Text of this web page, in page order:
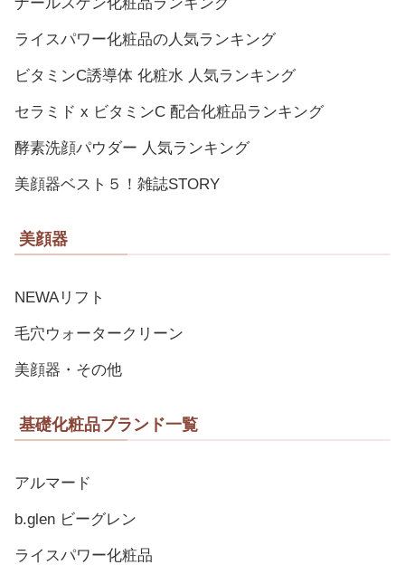
ライスパワー化粧品の人気ランキング
ビタミンC誘導体 化粧水 人気ランキング
セラミド x ビタミンC 配合化粧品ランキング
酵素洗顔パウダー 人気ランキング
美顔器ベスト５！雑誌STORY
美顔器
NEWAリフト
毛穴ウォータークリーン
美顔器・その他
基礎化粧品ブランド一覧
アルマード
b.glen ビーグレン
ライスパワー化粧品